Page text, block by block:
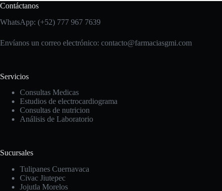
Contáctanos
WhatsApp: (+52) 777 967 7639
Envíanos un correo electrónico: contacto@farmaciasgmi.com
Servicios
Consultas Medicas
Estudios de electrocardiograma
Consultas de nutricion
Análisis de Laboratorio
Sucursales
Tulipanes Cuernavaca
Civac Jiutepec
Jojutla Morelos